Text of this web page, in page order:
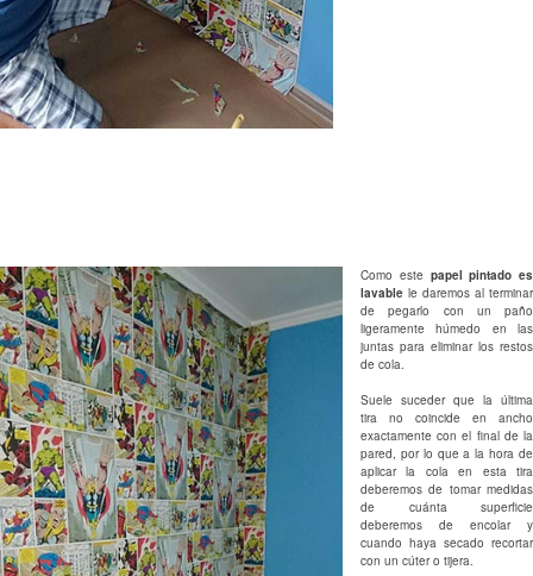
Como este papel pintado es
lavable le daremos al terminar
de pegarlo con un paño
ligeramente húmedo en las
juntas para eliminar los restos
de cola.
Suele suceder que la última
tira no coincide en ancho
exactamente con el final de la
pared, por lo que a la hora de
aplicar la cola en esta tira
deberemos de tomar medidas
de cuánta superficie
deberemos de encolar y
cuando haya secado recortar
con un cúter o tijera.